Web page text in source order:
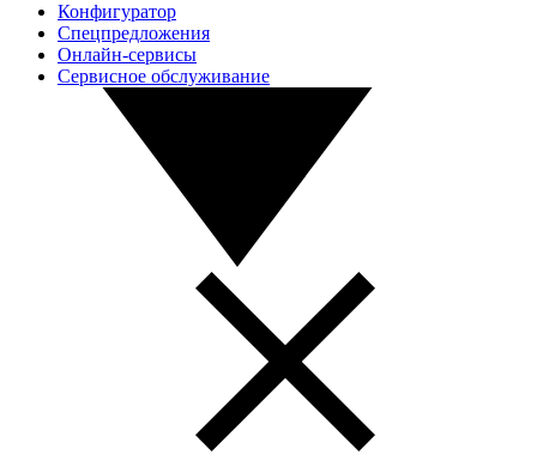
Конфигуратор
Спецпредложения
Онлайн-сервисы
Сервисное обслуживание